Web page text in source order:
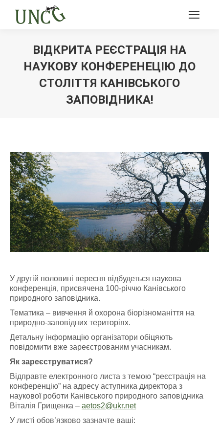
ВІДКРИТА РЕЄСТРАЦІЯ НА
НАУКОВУ КОНФЕРЕНЕЦІЮ ДО
СТОЛІТТЯ КАНІВСЬКОГО
ЗАПОВІДНИКА!
У другій половині вересня відбудеться наукова
конференція, присвячена 100-річчю Канівського
природного заповідника.
Тематика – вивчення й охорона біорізноманіття на
природно-заповідних територіях.
Детальну інформацію організатори обіцяють
повідомити вже зареєстрованим учасникам.
Як зареєструватися?
Відправте електронного листа з темою “реєстрація на
конференцію” на адресу аступника директора з
наукової роботи Канівського природного заповідника
Віталія Грищенка – aetos2@ukr.net
У листі обов’язково зазначте ваші: